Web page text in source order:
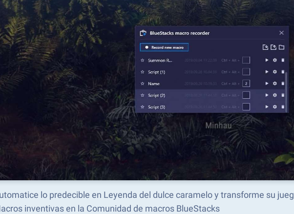
lo predecible en Leyenda del dulce caramelo y transforme su
inventivas en la Comunidad de macros BlueStacks